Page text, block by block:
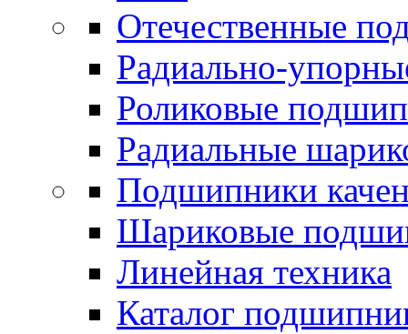
Отечественные
Радиально-
Роликовые
Радиальные
Подшипники
Шариковые
Линейная техника
Каталог